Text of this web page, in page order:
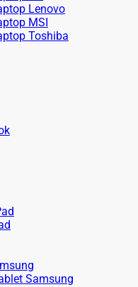
Lenovo
MSI
Toshiba
Samsung